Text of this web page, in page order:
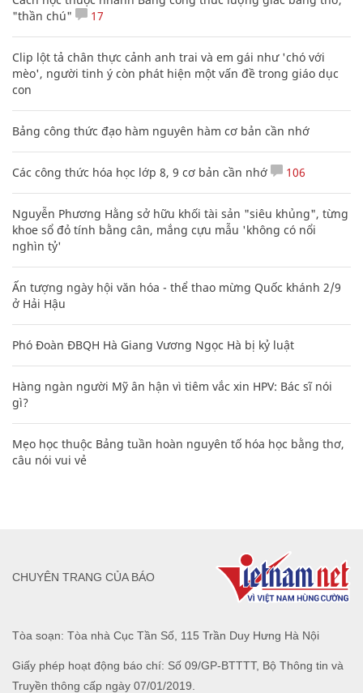
"thần chú"
17
Clip lột tả chân thực cảnh anh trai và em gái như 'chó với
mèo', người tinh ý còn phát hiện một vấn đề trong giáo dục
con
Bảng công thức đạo hàm nguyên hàm cơ bản cần nhớ
Các công thức hóa học lớp 8, 9 cơ bản cần nhớ 106
Nguyễn Phương Hằng sở hữu khối tài sản "siêu khủng", từng
khoe sổ đỏ tính bằng cân, mắng cựu mẫu 'không có nổi
nghìn tỷ'
Ấn tượng ngày hội văn hóa - thể thao mừng Quốc khánh 2/9
ở Hải Hậu
Phó Đoàn ĐBQH Hà Giang Vương Ngọc Hà bị kỷ luật
Hàng ngàn người Mỹ ân hận vì tiêm vắc xin HPV: Bác sĩ nói
gì?
Mẹo học thuộc Bảng tuần hoàn nguyên tố hóa học bằng thơ,
câu nói vui vẻ
Tòa soạn: Tòa nhà Cục Tần Số, 115 Trần Duy Hưng Hà Nội
Giấy phép hoạt động báo chí: Số 09/GP-BTTTT, Bộ Thông tin và
Truyền thông cấp ngày 07/01/2019.
CHUYÊN TRANG CỦA BÁO